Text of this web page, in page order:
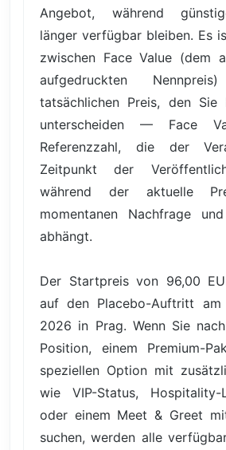
Angebot, während
länger verfügbar bleiben. Es
zwischen Face Value (dem
aufgedruckten
tatsächlichen Preis, den Sie
unterscheiden — Face
Referenzzahl, die der
Zeitpunkt der
während der aktuelle
momentanen Nachfrage
abhängt.
Der Startpreis von 96,00
auf den Placebo-Auftritt am
2026 in Prag. Wenn Sie
Position, einem Premium-
speziellen Option mit
wie VIP-Status, Hospitality-
oder einem Meet & Greet
suchen, werden alle